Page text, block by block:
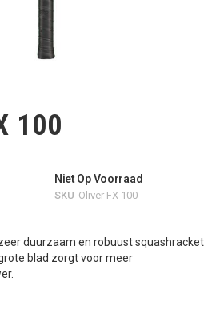
100
Niet Op Voorraad
SKU Oliver FX 100
duurzaam en robuust squashracket
blad zorgt voor meer